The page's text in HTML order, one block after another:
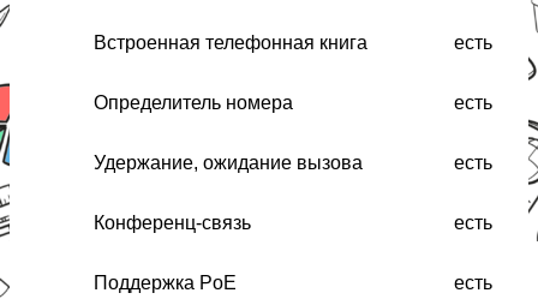
Встроенная телефонная книга есть
Определитель номера есть
Удержание, ожидание вызова есть
Конференц-связь есть
Поддержка PoE есть